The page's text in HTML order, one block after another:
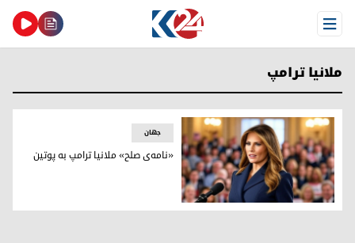
Open Menu
ملانیا ترامپ
ملانیا ترامپ
جهان
«نامه‌ی صلح» ملانیا ترامپ به پوتین